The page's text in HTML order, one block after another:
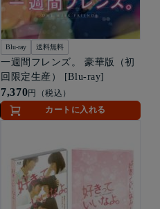
Blu-ray 送料無料
一週間フレンズ。 豪華版（初
回限定生産） [Blu-ray]
7,370円（税込）
カートに入れる